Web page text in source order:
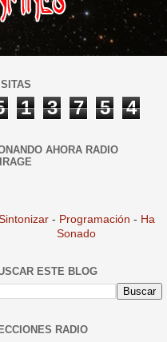
1 3 7 5 4
AHORA RADIO
- Programación - Ha
Sonado
ESTE BLOG
RADIO